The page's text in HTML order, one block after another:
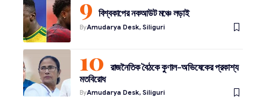
বিশ্বকাপের নকআউট মঞ্চে লড়াই
ByAmudarya Desk, Siliguri
রাজনৈতিক বৈঠকে কুণাল-অভিষেকের প্রকাশ্য
মতবিরোধ
ByAmudarya Desk, Siliguri